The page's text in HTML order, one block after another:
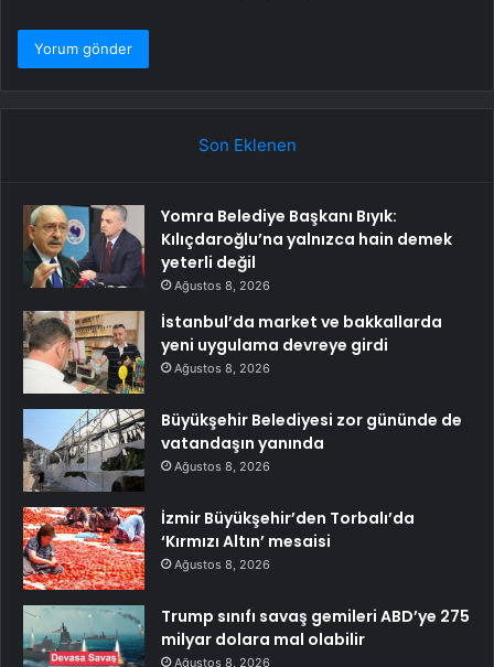
Son Eklenen
Yomra Belediye Başkanı Bıyık:
Kılıçdaroğlu’na yalnızca hain demek
yeterli değil
Ağustos 8, 2026
İstanbul’da market ve bakkallarda
yeni uygulama devreye girdi
Ağustos 8, 2026
Büyükşehir Belediyesi zor gününde de
vatandaşın yanında
Ağustos 8, 2026
İzmir Büyükşehir’den Torbalı’da
‘Kırmızı Altın’ mesaisi
Ağustos 8, 2026
Trump sınıfı savaş gemileri ABD’ye 275
milyar dolara mal olabilir
Ağustos 8, 2026